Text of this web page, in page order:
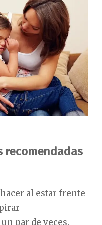
recomendadas
al estar frente
par de veces.